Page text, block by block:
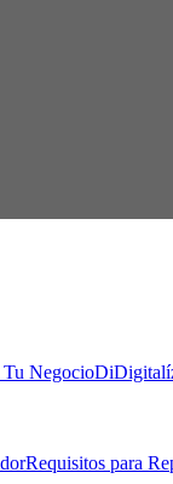
Negocio
Requisitos para